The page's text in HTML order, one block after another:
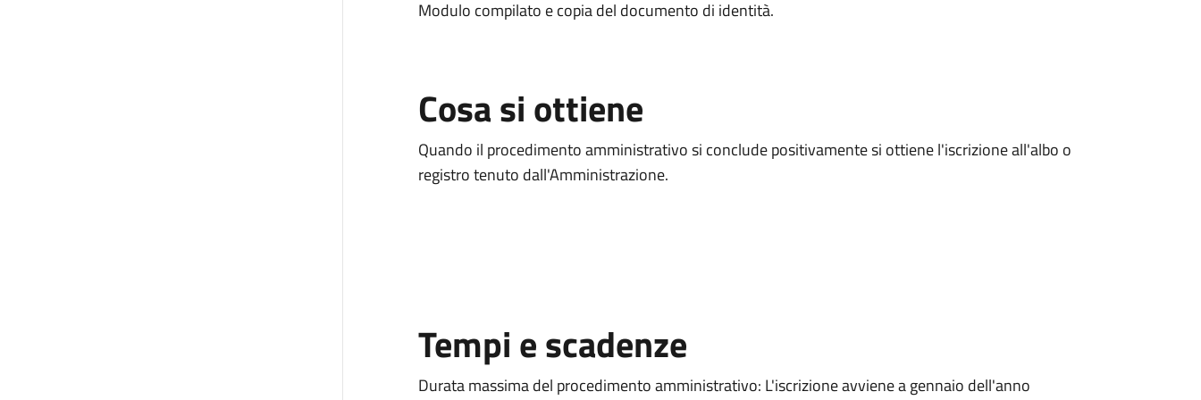
Modulo compilato e copia del documento di identità.
Cosa si ottiene
Quando il procedimento amministrativo si conclude positivamente si ottiene l'iscrizione all'albo o
registro tenuto dall'Amministrazione.
Tempi e scadenze
Durata massima del procedimento amministrativo: L'iscrizione avviene a gennaio dell'anno